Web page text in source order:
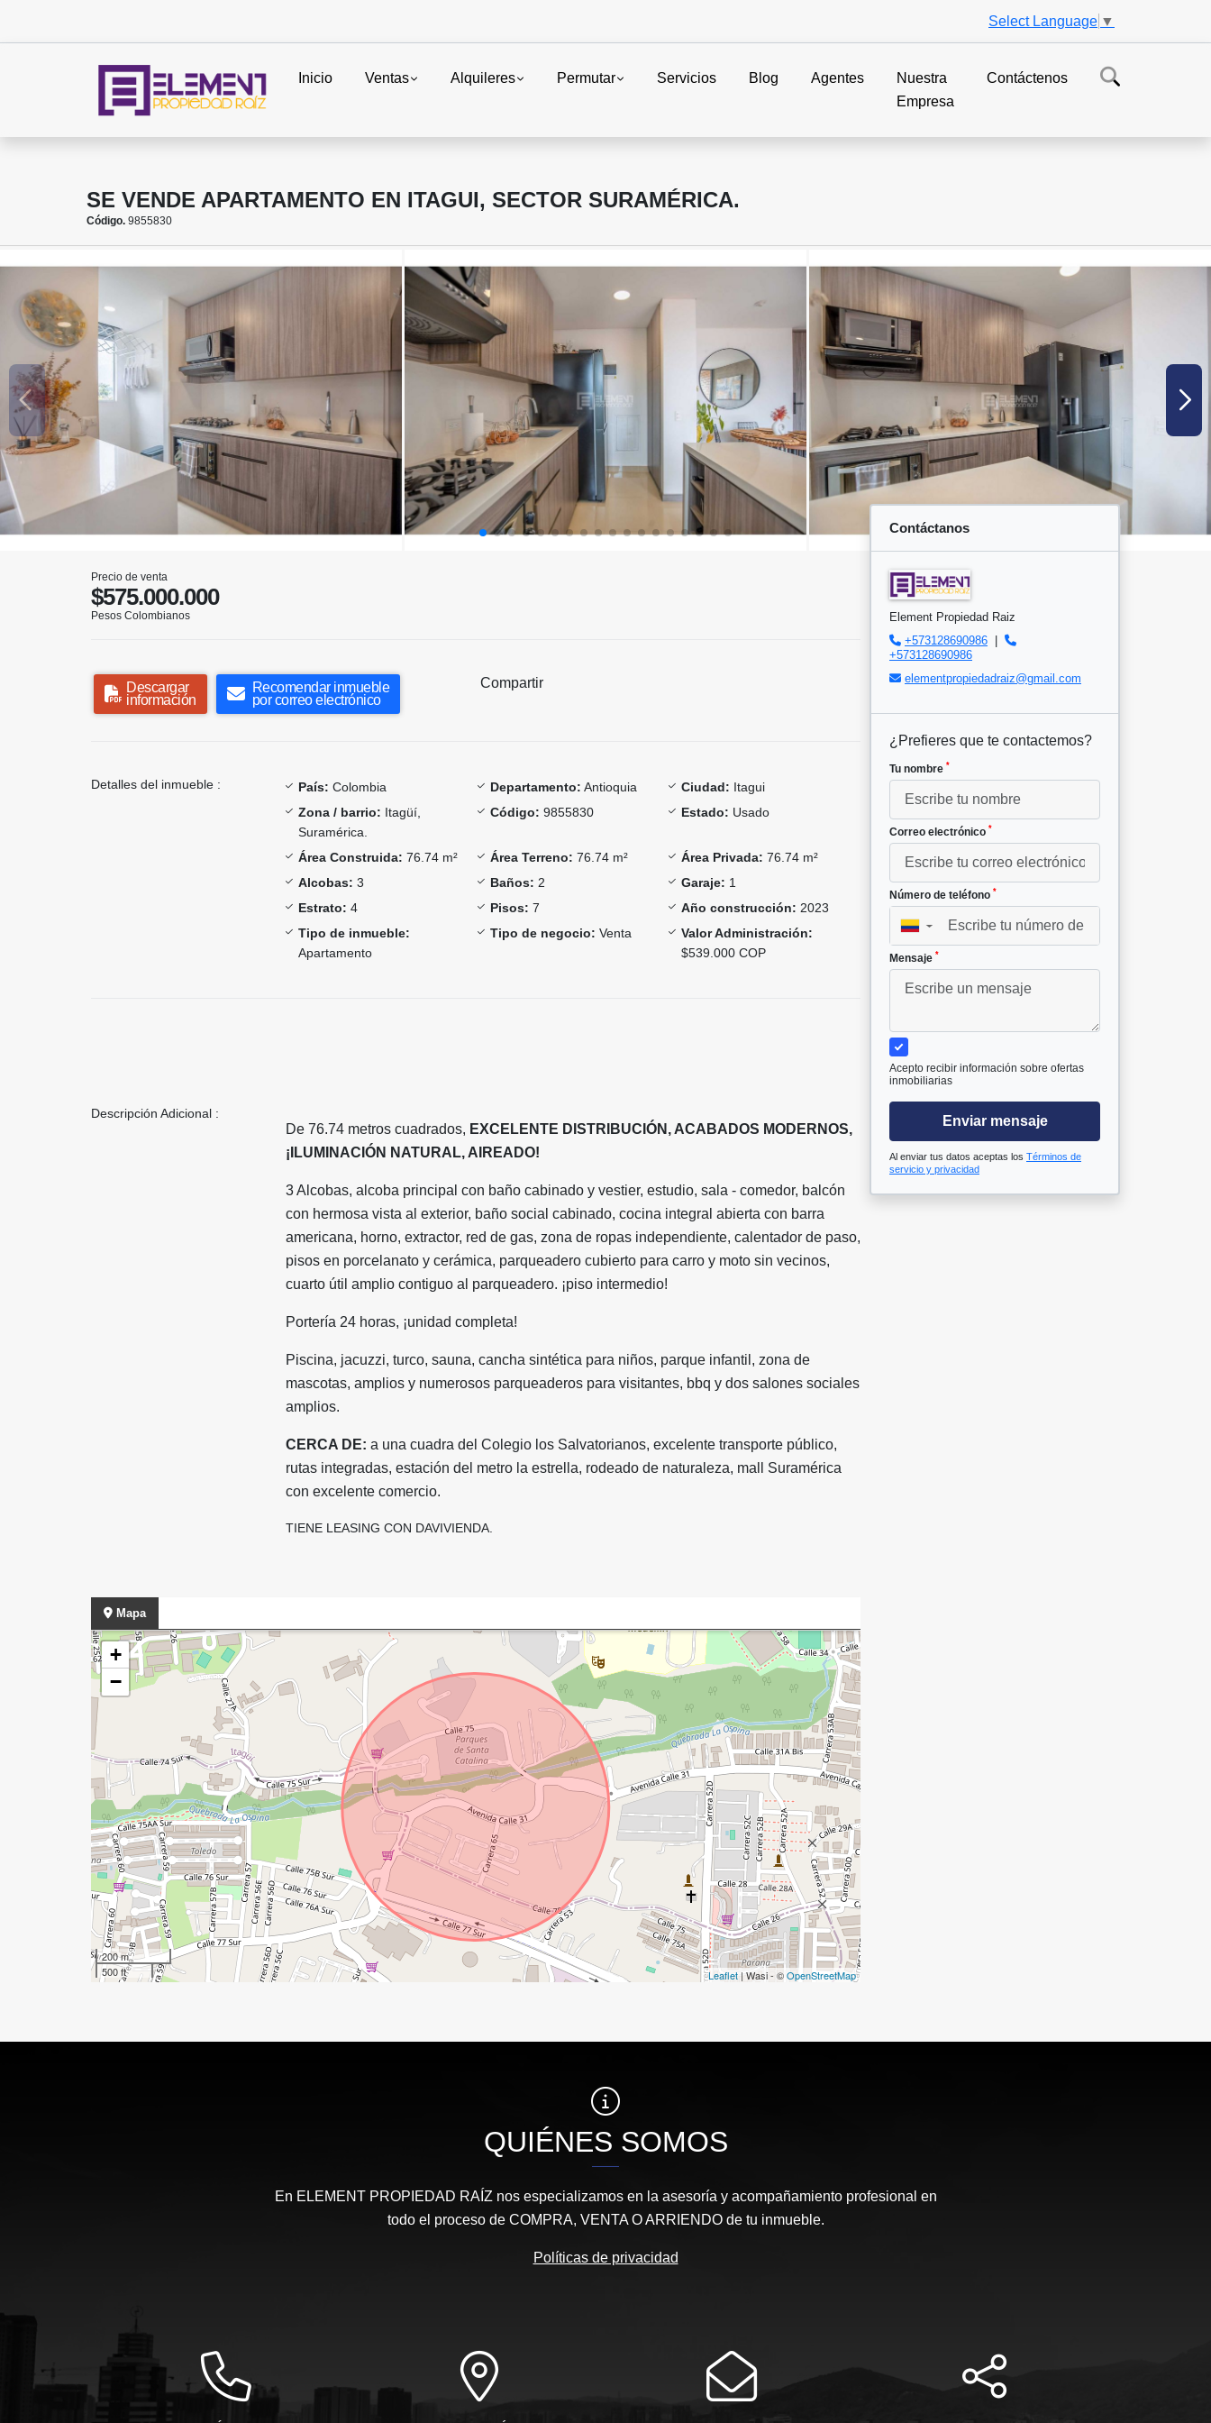
Select Language ▼
Inicio Ventas Alquileres Permutar Servicios Blog Agentes
Nuestra
Empresa
Contáctenos
SE VENDE APARTAMENTO EN ITAGUI, SECTOR SURAMÉRICA.
Código. 9855830
Precio de venta
$575.000.000
Pesos Colombianos
Descargar
información
Recomendar inmueble
por correo electrónico
Compartir
Detalles del inmueble : País: Colombia Departamento: Antioquia Ciudad: Itagui
Zona / barrio: Itagüí,
Suramérica.
Código: 9855830 Estado: Usado
Área Construida: 76.74 m² Área Terreno: 76.74 m² Área Privada: 76.74 m²
Alcobas: 3 Baños: 2 Garaje: 1
Estrato: 4 Pisos: 7 Año construcción: 2023
Tipo de inmueble:
Apartamento
Tipo de negocio: Venta
Valor Administración:
$539.000 COP
Descripción Adicional :
De 76.74 metros cuadrados, EXCELENTE DISTRIBUCIÓN, ACABADOS MODERNOS,
¡ILUMINACIÓN NATURAL, AIREADO!
3 Alcobas, alcoba principal con baño cabinado y vestier, estudio, sala - comedor, balcón
con hermosa vista al exterior, baño social cabinado, cocina integral abierta con barra
americana, horno, extractor, red de gas, zona de ropas independiente, calentador de paso,
pisos en porcelanato y cerámica, parqueadero cubierto para carro y moto sin vecinos,
cuarto útil amplio contiguo al parqueadero. ¡piso intermedio!
Portería 24 horas, ¡unidad completa!
Piscina, jacuzzi, turco, sauna, cancha sintética para niños, parque infantil, zona de
mascotas, amplios y numerosos parqueaderos para visitantes, bbq y dos salones sociales
amplios.
CERCA DE: a una cuadra del Colegio los Salvatorianos, excelente transporte público,
rutas integradas, estación del metro la estrella, rodeado de naturaleza, mall Suramérica
con excelente comercio.
TIENE LEASING CON DAVIVIENDA.
Mapa
+
−
200 m
500 ft
Leaflet | Wasi - ©OpenStreetMap
Contáctanos
Element Propiedad Raiz
+573128690986 |
+573128690986
elementpropiedadraiz@gmail.com
¿Prefieres que te contactemos?
Tu nombre *
Correo electrónico *
Número de teléfono *
▼
Mensaje *
Acepto recibir información sobre ofertas
inmobiliarias
Enviar mensaje
Al enviar tus datos aceptas los Términos de
servicio y privacidad
QUIÉNES SOMOS
En ELEMENT PROPIEDAD RAÍZ nos especializamos en la asesoría y acompañamiento profesional en
todo el proceso de COMPRA, VENTA O ARRIENDO de tu inmueble.
Políticas de privacidad